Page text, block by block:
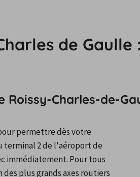
de Gaulle
Charles-de-
permettre dès votre
terminal 2 de l'aéroport de
immédiatement. Pour tous
plus grands axes routiers